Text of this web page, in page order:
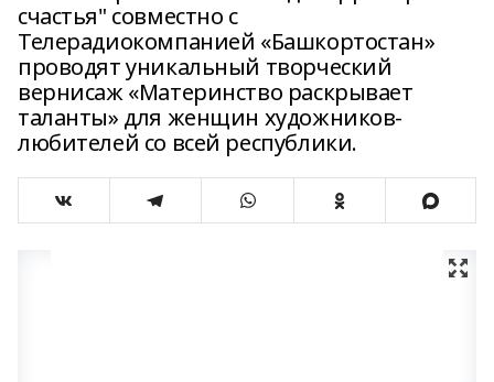
счастья" совместно с
Телерадиокомпанией «Башкортостан»
проводят уникальный творческий
вернисаж «Материнство раскрывает
таланты» для женщин художников-
любителей со всей республики.